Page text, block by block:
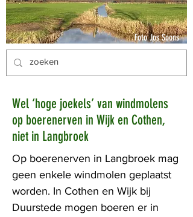
Foto Jos Soons
Wel ‘hoge joekels’ van windmolens
op boerenerven in Wijk en Cothen,
niet in Langbroek
Op boerenerven in Langbroek mag
geen enkele windmolen geplaatst
worden. In Cothen en Wijk bij
Duurstede mogen boeren er in